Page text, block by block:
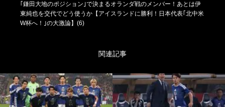
｢鎌田大地のポジション｣で決まるオランダ戦のメンバー！あとは伊
東純也を交代でどう使うか【アイスランドに勝利！日本代表｢北中米
W杯へ！｣の大激論】(6)
関連記事